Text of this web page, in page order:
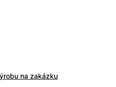
na zakázku